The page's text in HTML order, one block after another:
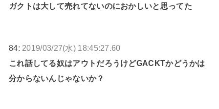
ガクトは大して売れてないのにおかしいと思ってた
84: 2019/03/27(水) 18:45:27.60
これ話してる奴はアウトだろうけどGACKTかどうかは
分からないんじゃないか？